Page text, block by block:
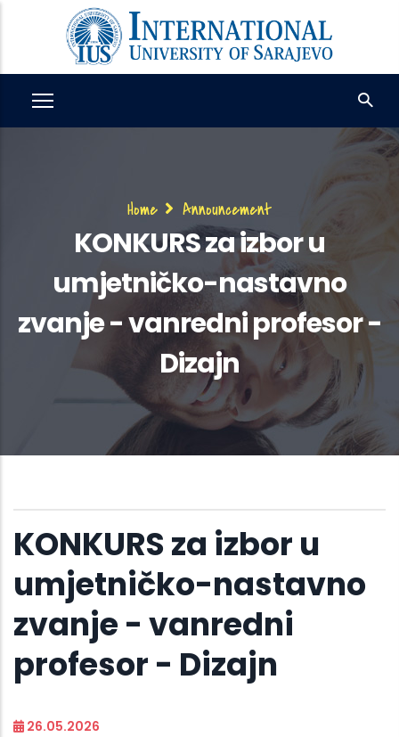
content
Breadcrumb
Home Announcement
KONKURS za izbor u
umjetničko-nastavno
zvanje - vanredni profesor -
Dizajn
KONKURS za izbor u
umjetničko-nastavno
zvanje - vanredni
profesor - Dizajn
26.05.2026